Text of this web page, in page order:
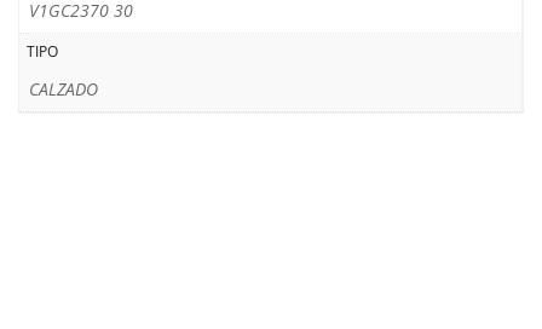
V1GC2370 30
TIPO
CALZADO